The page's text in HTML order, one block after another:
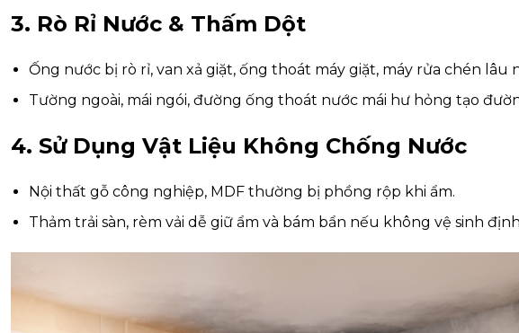
3. Rò Rỉ Nước & Thấm Dột
Ống nước bị rò rỉ, van xả giặt, ống thoát máy giặt, máy rửa chén lâu
Tường ngoài, mái ngói, đường ống thoát nước mái hư hỏng tạo
4. Sử Dụng Vật Liệu Không Chống Nước
Nội thất gỗ công nghiệp, MDF thường bị phồng rộp khi ẩm.
Thảm trải sàn, rèm vải dễ giữ ẩm và bám bẩn nếu không vệ sinh